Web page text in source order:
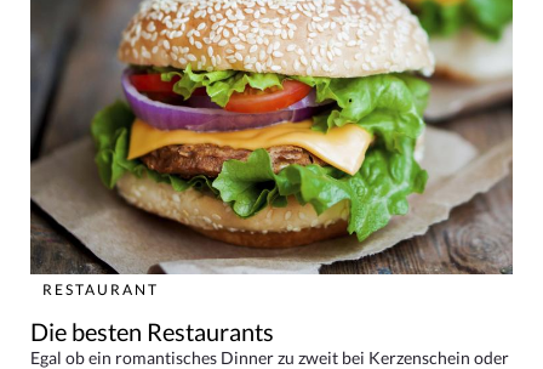
RESTAURANT
Die besten Restaurants
Egal ob ein romantisches Dinner zu zweit bei Kerzenschein oder